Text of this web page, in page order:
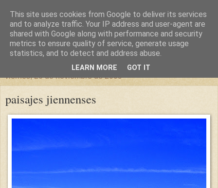
un sitio diferente
una casa para crecer, un castillo para soñar
viernes, 20 de noviembre de 2009
paisajes jiennenses
This site uses cookies from Google to deliver its services
and to analyze traffic. Your IP address and user-agent are
shared with Google along with performance and security
metrics to ensure quality of service, generate usage
statistics, and to detect and address abuse.
LEARN MORE GOT IT